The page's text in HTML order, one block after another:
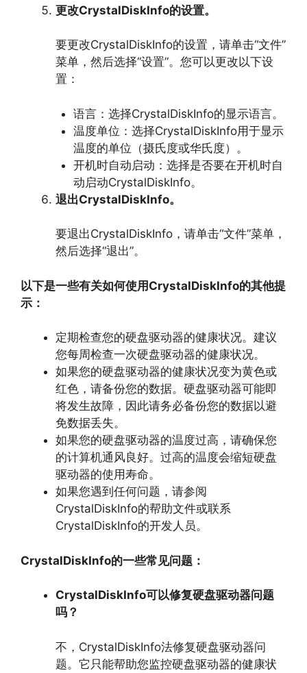
更改CrystalDiskInfo的设置。
要更改CrystalDiskInfo的设置， 请单击“文件”
菜单， 然后选择“设置”。 您可以更改以下设
置：
语言：选择CrystalDiskInfo的显示语言。
温度单位：选择CrystalDiskInfo用于显示
温度的单位（摄氏度或华氏度）。
开机时自动启动：选择是否要在开机时自
动启动CrystalDiskInfo。
退出CrystalDiskInfo。
要退出CrystalDiskInfo， 请单击“文件”菜单，
然后选择“退出”。
以下是一些有关如何使用CrystalDiskInfo的其他提
示：
定期检查您的硬盘驱动器的健康状况。 建议
您每周检查一次硬盘驱动器的健康状况。
如果您的硬盘驱动器的健康状况变为黄色或
红色， 请备份您的数据。 硬盘驱动器可能即
将发生故障， 因此请务必备份您的数据以避
免数据丢失。
如果您的硬盘驱动器的温度过高， 请确保您
的计算机通风良好。 过高的温度会缩短硬盘
驱动器的使用寿命。
如果您遇到任何问题， 请参阅
CrystalDiskInfo的帮助文件或联系
CrystalDiskInfo的开发人员。
CrystalDiskInfo的一些常见问题：
CrystalDiskInfo可以修复硬盘驱动器问题
吗？
不， CrystalDiskInfo法修复硬盘驱动器问
题。 它只能帮助您监控硬盘驱动器的健康状